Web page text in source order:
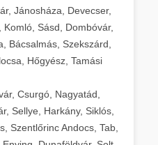
Jánosháza, Devecser,
Sásd, Dombóvár,
Bácsalmás, Szekszárd,
Hőgyész, Tamási
Csurgó, Nagyatád,
Sellye, Harkány, Siklós,
Szentlőrinc Andocs, Tab,